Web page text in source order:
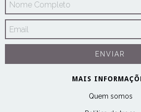
MAIS
Quem somos